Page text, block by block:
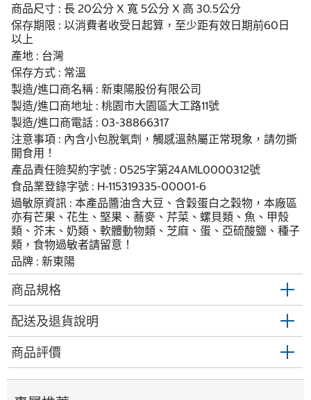
商品尺寸 : 長 20公分 X 寬 5公分 X 高 30.5公分
保存期限 : 以消費者收受日起算，至少距有效日期前60日
以上
產地 : 台灣
保存方式 : 常溫
製造/進口商名稱 : 新東陽股份有限公司
製造/進口商地址 : 桃園市大園區大工路11號
製造/進口商電話 : 03-38866317
注意事項 : 內含小包脫氧劑，觸感溫熱屬正常現象，請勿撕
開食用！
產品責任險契約字號 : 0525字第24AML0000312號
食品業登錄字號 : H-115319335-00001-6
過敏原資訊 : 本產品醬油含大豆、含穀蛋白之穀物，本廠區
亦有芒果、花生、堅果、蕎麥、芹菜、螺貝類、魚、甲殼
類、芥末、奶類、軟體動物類、芝麻、蛋、亞硫酸鹽、種子
類，食物過敏者請留意！
品牌 : 新東陽
商品規格
配送及退貨說明
商品評價